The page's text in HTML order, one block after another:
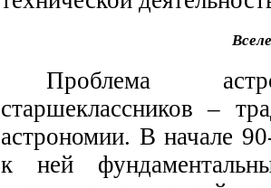
Проблема
старшеклассников –
астрономии. В начале
к ней